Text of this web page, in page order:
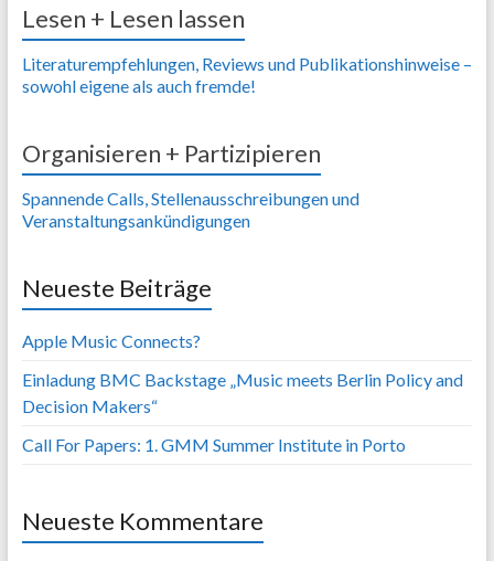
Lesen + Lesen lassen
Literaturempfehlungen, Reviews und Publikationshinweise –
sowohl eigene als auch fremde!
Organisieren + Partizipieren
Spannende Calls, Stellenausschreibungen und
Veranstaltungsankündigungen
Neueste Beiträge
Apple Music Connects?
Einladung BMC Backstage „Music meets Berlin Policy and
Decision Makers“
Call For Papers: 1. GMM Summer Institute in Porto
Neueste Kommentare